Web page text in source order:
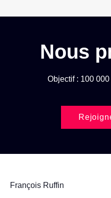
Nous
Objectif : 100
François Ruffin